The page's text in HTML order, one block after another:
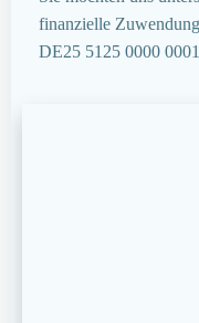
finanzielle
DE25 5125 0000